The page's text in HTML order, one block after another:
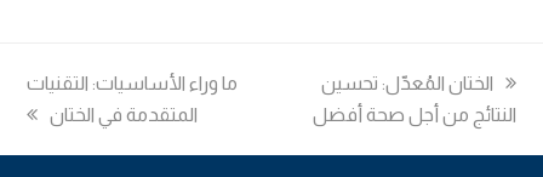
previous
post:
الختان المُعدّل: تحسين
النتائج من أجل صحة أفضل
next
ما وراء الأساسيات: التقنيات
المتقدمة في الختان